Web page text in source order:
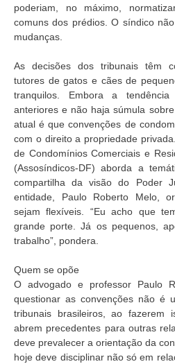
poderiam, no máximo,
comuns dos prédios. O síndico
mudanças.
As decisões dos tribunais têm
tutores de gatos e cães de
tranquilos. Embora a
anteriores e não haja súmula
atual é que convenções de
com o direito a propriedade
de Condomínios Comerciais e
(Assosíndicos-DF) aborda a
compartilha da visão do Poder
entidade, Paulo Roberto Melo,
sejam flexíveis. “Eu acho que
grande porte. Já os pequenos,
trabalho”, pondera.
Quem se opõe
O advogado e professor Paulo
questionar as convenções não é
tribunais brasileiros, ao fazerem
abrem precedentes para outras
deve prevalecer a orientação da
hoje deve disciplinar não só em